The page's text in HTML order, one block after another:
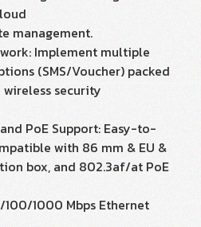
management.
Implement multiple
(SMS/Voucher) packed
security
PoE Support: Easy-to-
with 86 mm & EU &
box, and 802.3af/at PoE
100/1000 Mbps Ethernet